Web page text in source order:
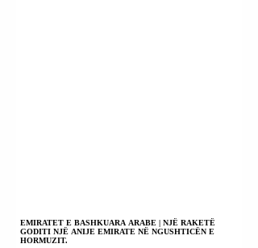
EMIRATET E BASHKUARA ARABE | NJË RAKETË
GODITI NJË ANIJE EMIRATE NË NGUSHTICËN E
HORMUZIT.